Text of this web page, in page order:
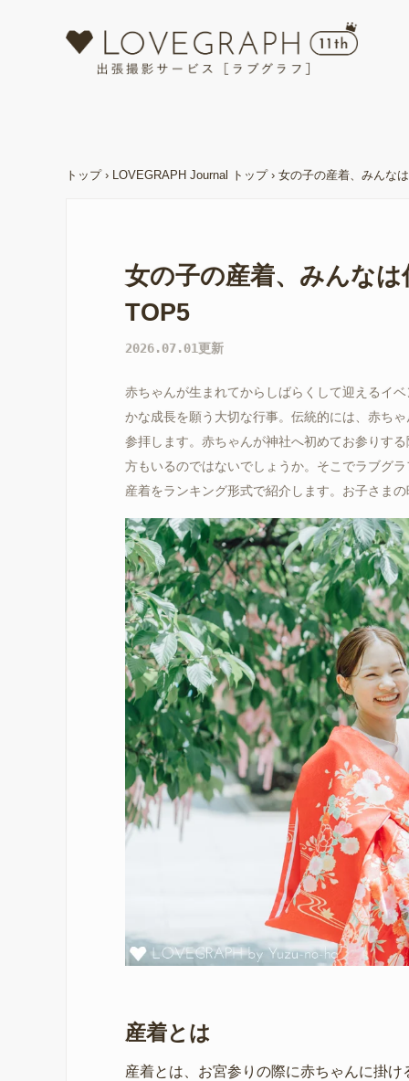
トップ› LOVEGRAPH Journal トップ› 女の子の産着、みんな
女の子の産着、みんな
TOP5
2026.07.01更新
赤ちゃんが生まれてからしばらくして迎えるイ
かな成長を願う大切な行事。伝統的には、赤ち
参拝します。赤ちゃんが神社へ初めてお参りす
方もいるのではないでしょうか。そこでラブグ
産着をランキング形式で紹介します。お子さま
産着とは
産着とは、お宮参りの際に赤ちゃんに掛